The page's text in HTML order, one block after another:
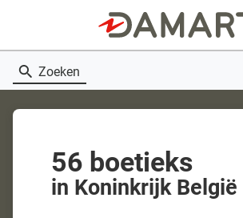
Zoeken
56 boetieks
in Koninkrijk België